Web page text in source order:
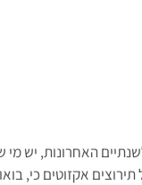
האחרונות, יש
אקזוטים כי,